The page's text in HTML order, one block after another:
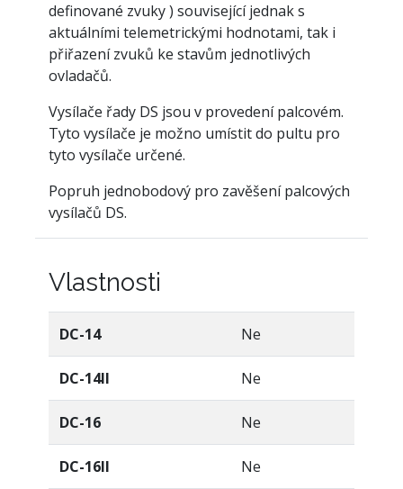
definované zvuky ) související jednak s
aktuálními telemetrickými hodnotami, tak i
přiřazení zvuků ke stavům jednotlivých
ovladačů.
Vysílače řady DS jsou v provedení palcovém.
Tyto vysílače je možno umístit do pultu pro
tyto vysílače určené.
Popruh jednobodový pro zavěšení palcových
vysílačů DS.
Vlastnosti
DC-14 Ne
DC-14II Ne
DC-16 Ne
DC-16II Ne